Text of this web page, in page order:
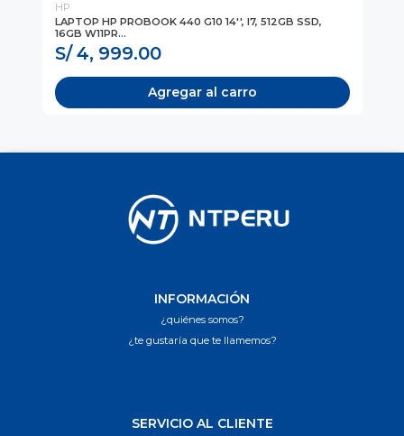
HP
LAPTOP HP PROBOOK 440 G10 14'', I7, 512GB SSD,
16GB W11PR...
S/ 4, 999.00
Agregar al carro
INFORMACIÓN
¿quiénes somos?
¿te gustaría que te llamemos?
SERVICIO AL CLIENTE